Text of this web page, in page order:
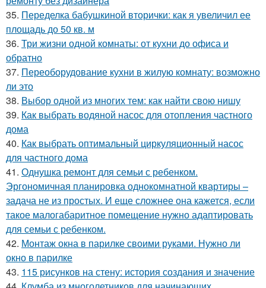
35. Переделка бабушкиной вторички: как я увеличил ее
площадь до 50 кв. м
36. Три жизни одной комнаты: от кухни до офиса и
обратно
37. Переоборудование кухни в жилую комнату: возможно
ли это
38. Выбор одной из многих тем: как найти свою нишу
39. Как выбрать водяной насос для отопления частного
дома
40. Как выбрать оптимальный циркуляционный насос
для частного дома
41. Однушка ремонт для семьи с ребенком.
Эргономичная планировка однокомнатной квартиры –
задача не из простых. И еще сложнее она кажется, если
такое малогабаритное помещение нужно адаптировать
для семьи с ребенком.
42. Монтаж окна в парилке своими руками. Нужно ли
окно в парилке
43. 115 рисунков на стену: история создания и значение